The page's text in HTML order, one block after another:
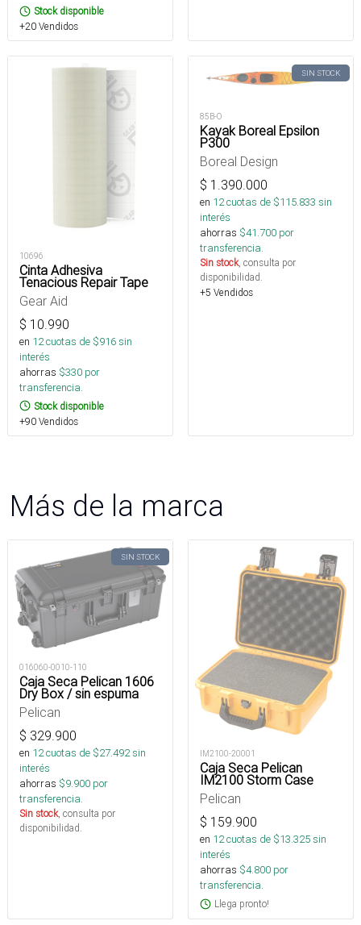
Stock disponible
+20 Vendidos
10696
Cinta Adhesiva
Tenacious Repair Tape
Gear Aid
$ 10.990
en 12cuotas de $916sin
interés
ahorras $330 por
transferencia.
Stock disponible
+90 Vendidos
SIN STOCK
85B-O
Kayak Boreal Epsilon
P300
Boreal Design
$ 1.390.000
en 12cuotas de $115.833 sin
interés
ahorras $41.700 por
transferencia.
Sin stock, consulta por
disponibilidad.
+5 Vendidos
Más de la marca
SIN STOCK
016060-0010-110
Caja Seca Pelican 1606
Dry Box / sin espuma
Pelican
$ 329.900
en 12cuotas de $27.492sin
interés
ahorras $9.900 por
transferencia.
Sin stock, consulta por
disponibilidad.
IM2100-20001
Caja Seca Pelican
IM2100 Storm Case
Pelican
$ 159.900
en 12cuotas de $13.325sin
interés
ahorras $4.800 por
transferencia.
Llega pronto!